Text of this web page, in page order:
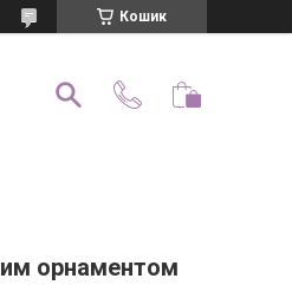
Кошик
орнаментом